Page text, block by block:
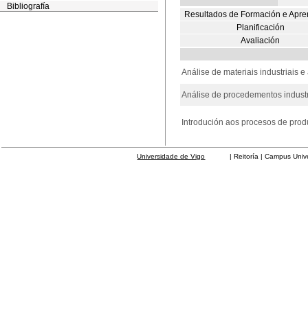
Bibliografía
Resultados de Formación e
Planificación
Avaliación
Análise de materiais industriais
Análise de procedementos
Introdución aos procesos de
Universidade de Vigo | Reitoría | Campus